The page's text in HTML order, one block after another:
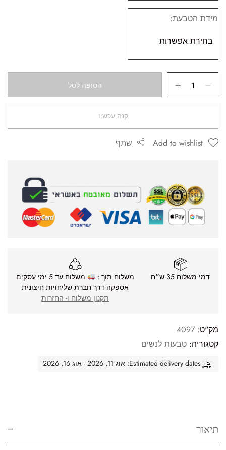
מידת הטבעת
הסופה לסל
קנה עכשיו
Add to wishlist שתף
דמי משלוח 35 ש״ח משלוח תוך :
משלוח עד 5 ימי עסקים
אספקה דרך חברת שליחויות חיצונית
תקנון משלוח ו- החזרות
מק"ט: 4097
קטגוריה: טבעות לנשים
Estimated delivery dates: אוג 11, 2026 - אוג 16, 2026
תיאור